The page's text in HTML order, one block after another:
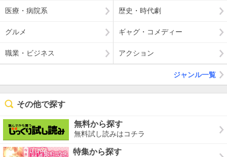
医療・病院系 歴史・時代劇
グルメ ギャグ・コメディー
職業・ビジネス アクション
ジャンル一覧
その他で探す
無料から探す
無料試し読みはコチラ
特集から探す